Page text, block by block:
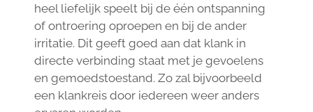
heel liefelijk speelt bij de één ontspanning
of ontroering oproepen en bij de ander
irritatie. Dit geeft goed aan dat klank in
directe verbinding staat met je gevoelens
en gemoedstoestand. Zo zal bijvoorbeeld
een klankreis door iedereen weer anders